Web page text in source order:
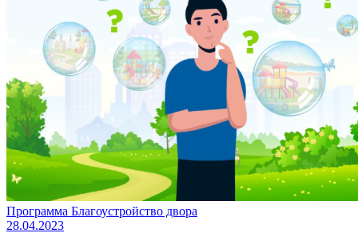
Программа Благоустройство двора
28.04.2023